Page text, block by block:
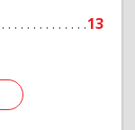
13
Подробнее